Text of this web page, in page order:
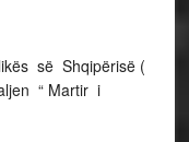
së Shqipërisë (
“ Martir i